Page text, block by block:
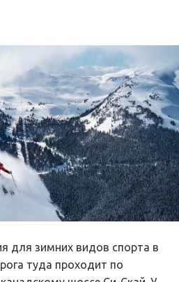
для зимних видов спорта в
туда проходит по